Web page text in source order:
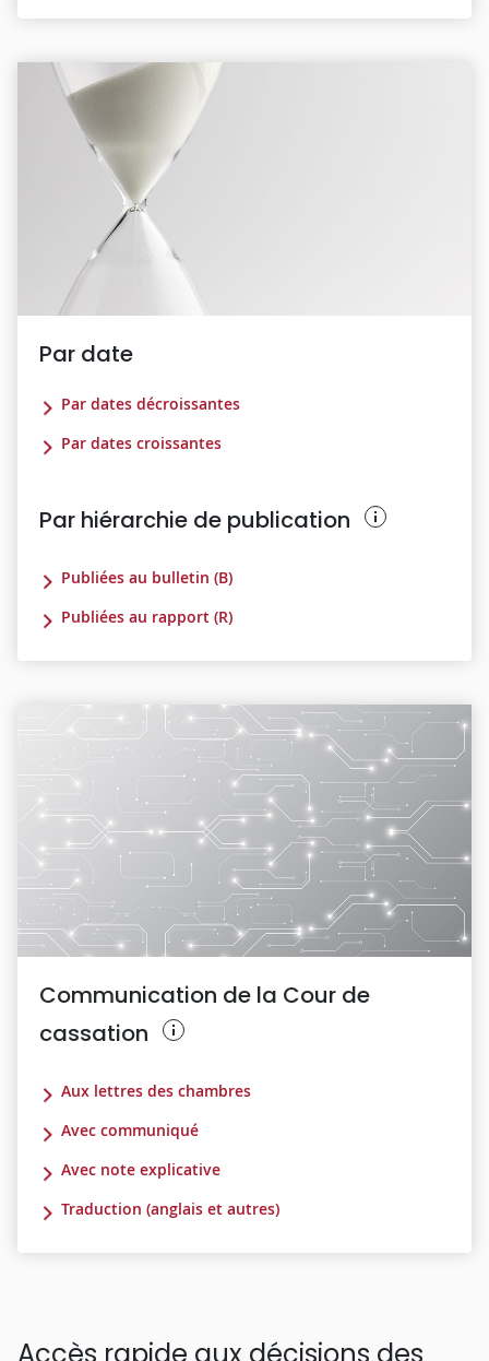
Par date
Par dates décroissantes
Par dates croissantes
Par hiérarchie de publication
Publiées au bulletin (B)
Publiées au rapport (R)
Communication de la Cour de
cassation
Aux lettres des chambres
Avec communiqué
Avec note explicative
Traduction (anglais et autres)
Accès rapide aux décisions des